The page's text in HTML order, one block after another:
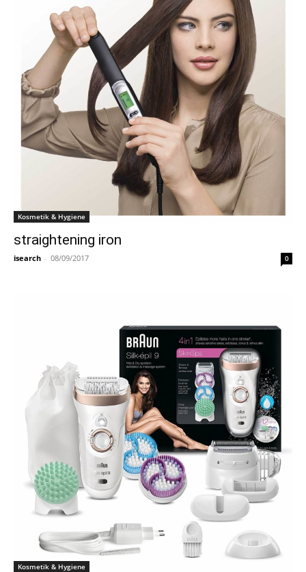
Kosmetik & Hygiene
straightening iron
isearch - 08/09/2017 0
Kosmetik & Hygiene